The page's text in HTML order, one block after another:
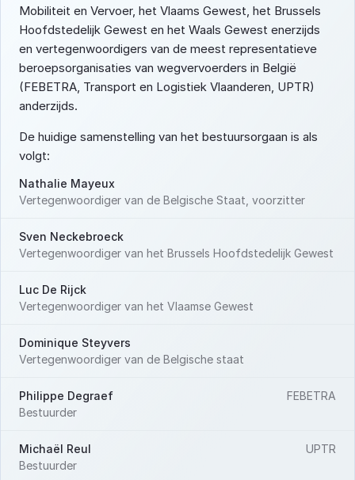
Mobiliteit en Vervoer, het Vlaams Gewest, het Brussels
Hoofdstedelijk Gewest en het Waals Gewest enerzijds
en vertegenwoordigers van de meest representatieve
beroepsorganisaties van wegvervoerders in België
(FEBETRA, Transport en Logistiek Vlaanderen, UPTR)
anderzijds.
De huidige samenstelling van het bestuursorgaan is als
volgt:
Nathalie Mayeux
Vertegenwoordiger van de Belgische Staat, voorzitter
Sven Neckebroeck
Vertegenwoordiger van het Brussels Hoofdstedelijk Gewest
Luc De Rijck
Vertegenwoordiger van het Vlaamse Gewest
Dominique Steyvers
Vertegenwoordiger van de Belgische staat
FEBETRA
Philippe Degraef
Bestuurder
UPTR
Michaël Reul
Bestuurder